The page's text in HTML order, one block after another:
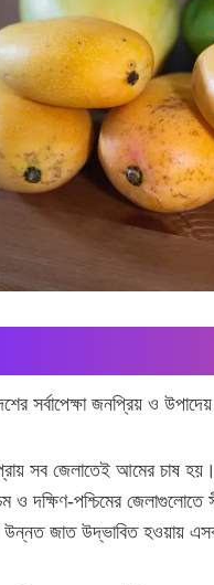
সর্বাপেক্ষা জনপ্রিয় ও
প্রায় সব জেলাতেই আমের চাষ
ও দক্ষিণ-পশ্চিমের
উন্নত জাত উদ্ভাবিত হওয়ায়